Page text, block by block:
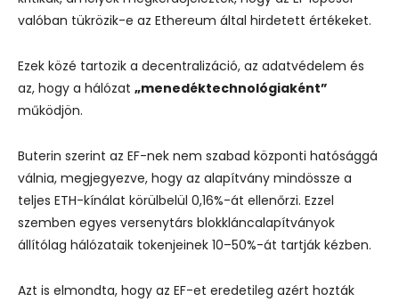
valóban tükrözik-e az Ethereum által hirdetett értékeket.
Ezek közé tartozik a decentralizáció, az adatvédelem és
az, hogy a hálózat „menedéktechnológiaként”
működjön.
Buterin szerint az EF-nek nem szabad központi hatósággá
válnia, megjegyezve, hogy az alapítvány mindössze a
teljes ETH-kínálat körülbelül 0,16%-át ellenőrzi. Ezzel
szemben egyes versenytárs blokkláncalapítványok
állítólag hálózataik tokenjeinek 10–50%-át tartják kézben.
Azt is elmondta, hogy az EF-et eredetileg azért hozták